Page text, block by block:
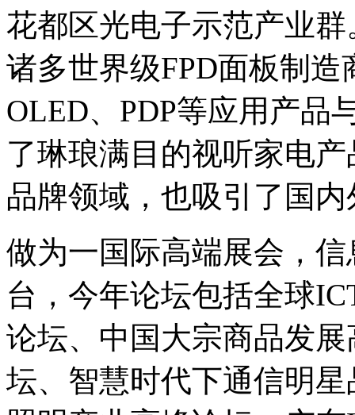
花都区光电子示范产业
诸多世界级FPD面板制
OLED、PDP等应用产品
了琳琅满目的视听家电
品牌领域，也吸引了国
做为一国际高端展会，
台，今年论坛包括全球
论坛、中国大宗商品发
坛、智慧时代下通信明